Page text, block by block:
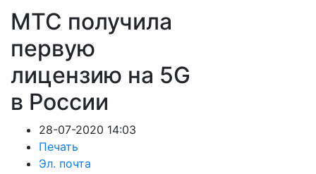
МТС получила
первую
лицензию на 5G
в России
28-07-2020 14:03
Печать
Эл. почта